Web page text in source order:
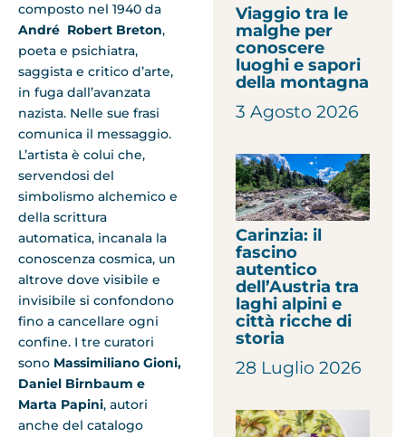
composto nel 1940 da
André Robert Breton,
poeta e psichiatra,
saggista e critico d’arte,
in fuga dall’avanzata
nazista. Nelle sue frasi
comunica il messaggio.
L’artista è colui che,
servendosi del
simbolismo alchemico e
della scrittura
automatica, incanala la
conoscenza cosmica, un
altrove dove visibile e
invisibile si confondono
fino a cancellare ogni
confine. I tre curatori
sono Massimiliano Gioni,
Daniel Birnbaum e
Marta Papini, autori
anche del catalogo
Viaggio tra le
malghe per
conoscere
luoghi e sapori
della montagna
3 Agosto 2026
Carinzia: il
fascino
autentico
dell’Austria tra
laghi alpini e
città ricche di
storia
28 Luglio 2026